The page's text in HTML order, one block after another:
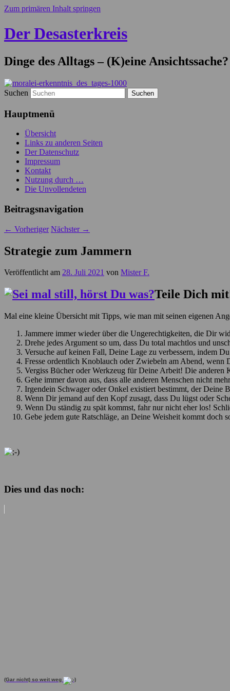
Zum primären Inhalt springen
Der Desasterkreis
Dinge des Alltags – (K)eine Ansichtssache?
Suchen
Hauptmenü
Übersicht
Links zu anderen Seiten
Der Datenschutz
Impressum
Kontakt
Nutzung durch …
Die Unvollendeten
Beitragsnavigation
← Vorheriger Nächster →
Strategie zum Jammern
Veröffentlicht am 28. Juli 2021 von Mister F.
Teile Dich
Mal eine kleine Übersicht mit Tipps, wie man mit seinen eigenen
Jammere immer wieder über die Ungerechtigkeiten, die Dir
Drehe jedes Argument so um, dass Du total machtlos und
Versuche auf keinen Fall, Deine Lage zu verbessern, indem
Fresse ordentlich Knoblauch oder Zwiebeln am Abend, wenn
Vergiss Bücher oder Werkzeug für Deine Arbeit! Die
Gehe immer davon aus, dass alle anderen Menschen nicht
Irgendein Schwager oder Onkel existiert bestimmt, der Deine
Wenn Dir jemand auf den Kopf zusagt, dass Du lügst oder
Wenn Du ständig zu spät kommst, fahr nur nicht eher los!
Gebe jedem gute Ratschläge, an Deine Weisheit kommt doch
Dies und das noch:
(Gar nicht) so weit weg